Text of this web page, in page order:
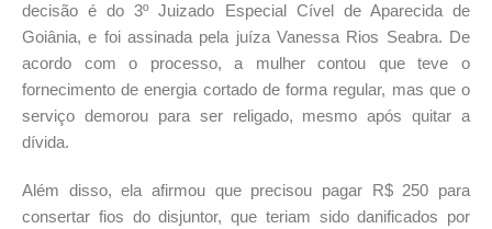
decisão é do 3º Juizado Especial Cível de Aparecida de
Goiânia, e foi assinada pela juíza Vanessa Rios Seabra. De
acordo com o processo, a mulher contou que teve o
fornecimento de energia cortado de forma regular, mas que o
serviço demorou para ser religado, mesmo após quitar a
dívida.
Além disso, ela afirmou que precisou pagar R$ 250 para
consertar fios do disjuntor, que teriam sido danificados por